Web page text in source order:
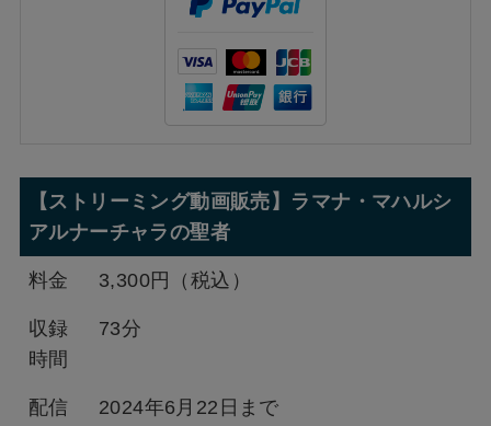
【ストリーミング動画販売】ラマナ・マハルシ
アルナーチャラの聖者
料金 3,300円（税込）
収録
時間
73分
配信
2024年6月22日まで